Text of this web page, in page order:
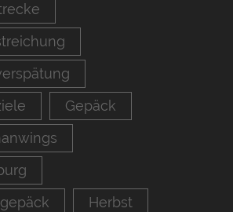
Gepäck
Herbst